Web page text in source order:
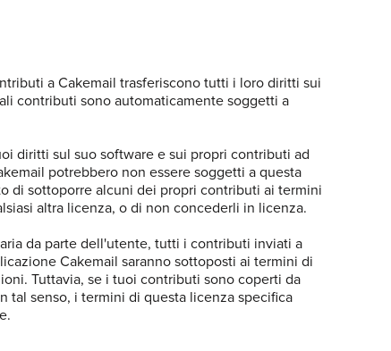
a Cakemail trasferiscono tutti i loro diritti sui
contributi sono automaticamente soggetti a
diritti sul suo software e sui propri contributi ad
potrebbero non essere soggetti a questa
di sottoporre alcuni dei propri contributi ai termini
altra licenza, o di non concederli in licenza.
da parte dell'utente, tutti i contributi inviati a
Cakemail saranno sottoposti ai termini di
Tuttavia, se i tuoi contributi sono coperti da
tal senso, i termini di questa licenza specifica